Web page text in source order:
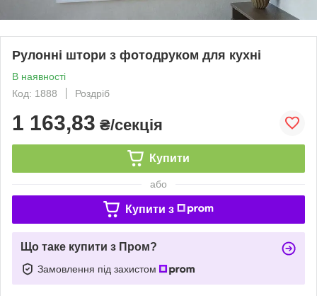
Рулонні штори з фотодруком для кухні
В наявності
Код: 1888
Роздріб
1 163,83 ₴/секція
Купити
або
Купити з
Що таке купити з Пром?
Замовлення під захистом